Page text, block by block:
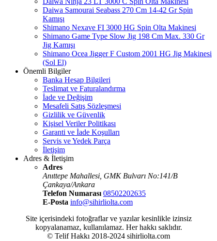
Daiwa Samourai Seabass 270 Cm 14-42 Gr Spin
Kamışı
Shimano Nexave FI 3000 HG Spin Olta Makinesi
Shimano Game Type Slow Jig 198 Cm Max. 330 Gr
Jig Kamışı
Shimano Ocea Jigger F Custom 2001 HG Jig Makinesi
(Sol El)
Önemli Bilgiler
Banka Hesap Bilgileri
Teslimat ve Faturalandırma
İade ve Değişim
Mesafeli Satış Sözleşmesi
Gizlilik ve Güvenlik
Kişisel Veriler Politikası
Garanti ve İade Koşulları
Servis ve Yedek Parça
İletişim
Adres & İletişim
Adres
Anıttepe Mahallesi, GMK Bulvarı No:141/B
Çankaya/Ankara
Telefon Numarası 08502202635
E-Posta info@sihirliolta.com
Site içerisindeki fotoğraflar ve yazılar kesinlikle izinsiz
kopyalanamaz, kullanılamaz. Her hakkı saklıdır.
© Telif Hakkı 2018-2024 sihirliolta.com